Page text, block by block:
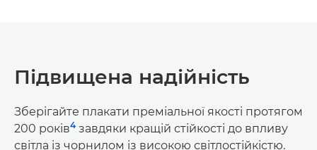
Підвищена надійність
Зберігайте плакати преміальної якості протягом
200 років4 завдяки кращій стійкості до впливу
світла із чорнилом із високою світлостійкістю.